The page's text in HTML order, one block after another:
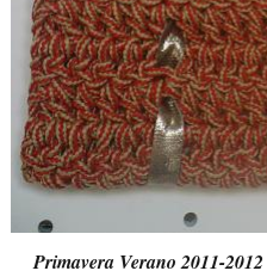
Primavera Verano 2011-2012